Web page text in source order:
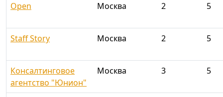
Open Москва 2 5
Staff Story Москва 2 5
Консалтинговое
агентство "Юнион"
Москва 3 5